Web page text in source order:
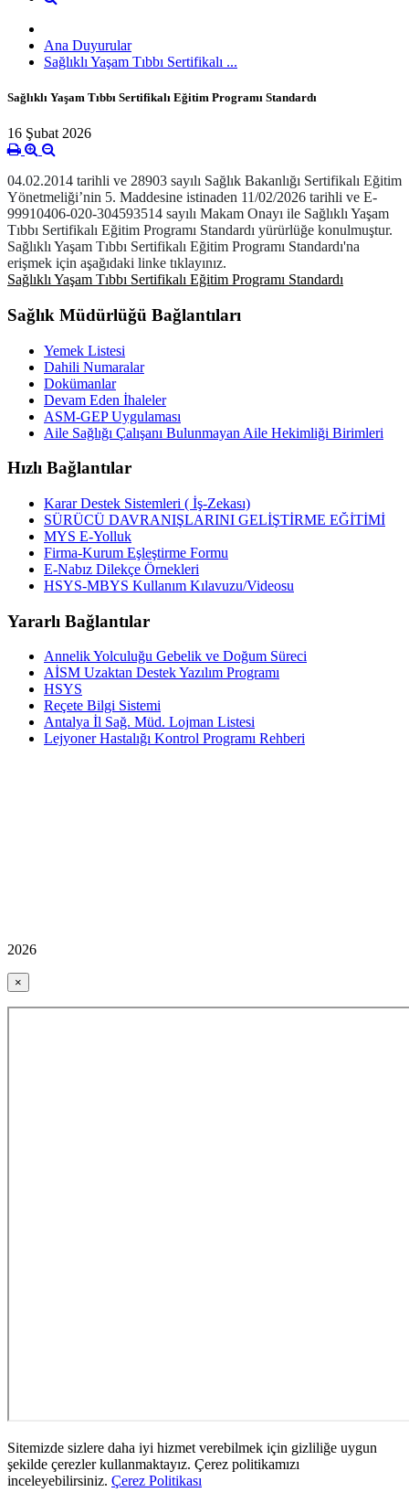
Ana Duyurular
Sağlıklı Yaşam Tıbbı Sertifikalı ...
Sağlıklı Yaşam Tıbbı Sertifikalı Eğitim Programı Standardı
16 Şubat 2026
04.02.2014 tarihli ve 28903 sayılı Sağlık Bakanlığı Sertifikalı Eğitim
Yönetmeliği’nin 5. Maddesine istinaden 11/02/2026 tarihli ve E-
99910406-020-304593514 sayılı Makam Onayı ile Sağlıklı Yaşam
Tıbbı Sertifikalı Eğitim Programı Standardı yürürlüğe konulmuştur.
Sağlıklı Yaşam Tıbbı Sertifikalı Eğitim Programı Standardı'na
erişmek için aşağıdaki linke tıklayınız.
Sağlıklı Yaşam Tıbbı Sertifikalı Eğitim Programı Standardı
Sağlık Müdürlüğü Bağlantıları
Yemek Listesi
Dahili Numaralar
Dokümanlar
Devam Eden İhaleler
ASM-GEP Uygulaması
Aile Sağlığı Çalışanı Bulunmayan Aile Hekimliği Birimleri
Hızlı Bağlantılar
Karar Destek Sistemleri ( İş-Zekası)
SÜRÜCÜ DAVRANIŞLARINI GELİŞTİRME EĞİTİMİ
MYS E-Yolluk
Firma-Kurum Eşleştirme Formu
E-Nabız Dilekçe Örnekleri
HSYS-MBYS Kullanım Kılavuzu/Videosu
Yararlı Bağlantılar
Annelik Yolculuğu Gebelik ve Doğum Süreci
AİSM Uzaktan Destek Yazılım Programı
HSYS
Reçete Bilgi Sistemi
Antalya İl Sağ. Müd. Lojman Listesi
Lejyoner Hastalığı Kontrol Programı Rehberi
2026
×
Sitemizde sizlere daha iyi hizmet verebilmek için gizliliğe uygun
şekilde çerezler kullanmaktayız. Çerez politikamızı
inceleyebilirsiniz. Çerez Politikası